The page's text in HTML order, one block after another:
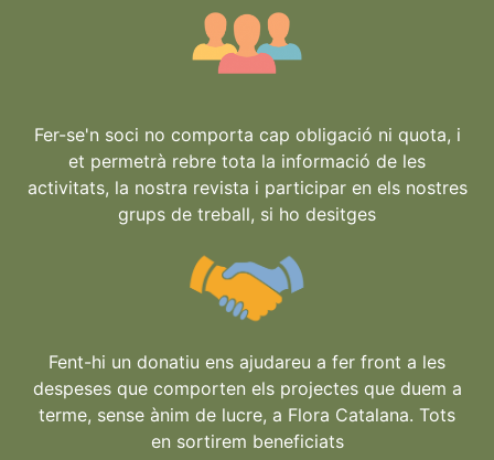
Fer-se'n soci no comporta cap obligació ni quota, i
et permetrà rebre tota la informació de les
activitats, la nostra revista i participar en els nostres
grups de treball, si ho desitges
Fent-hi un donatiu ens ajudareu a fer front a les
despeses que comporten els projectes que duem a
terme, sense ànim de lucre, a Flora Catalana. Tots
en sortirem beneficiats